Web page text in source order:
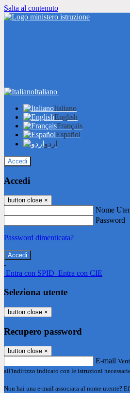
Salta al contenuto
Italiano
Italiano
English
Français
Español
اردو
Accedi
Accedi
button close ×
Nome
Password
Password dimenticata?
-
Entra con SPID Entra con CIE
Seleziona utente
button close ×
Recupero password
button close ×
E-mail
all'indirizzo indicato con le istruzioni
Non hai una e-mail associata al nome utente?